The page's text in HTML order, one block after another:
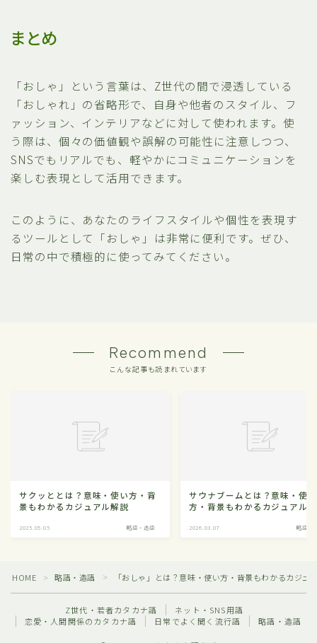
まとめ
「おしゃ」という言葉は、Z世代の間で浸透している
「おしゃれ」の省略形で、自身や他者のスタイル、フ
ァッション、インテリアなどに対して使われます。使
う際は、個々の価値観や誤解の可能性に注意しつつ、
SNSでもリアルでも、軽やかにコミュニケーションを
楽しむ表現として活用できます。
このように、あなたのライフスタイルや個性を表現す
るツールとして「おしゃ」は非常に便利です。ぜひ、
日常の中で積極的に使ってみてください。
Recommend
こんな記事も読まれています
サクッととは？意味・使い方・背
景もわかるカジュアル解説
2025.05.05 略語・造語
サウナブームとは？意味・使い
方・背景もわかるカジュアル
2026.03.07 略語・
HOME ＞ 略語・造語 ＞ 「おしゃ」とは？意味・使い方・背景もわかるカジュ
Z世代・若者カタカナ語
ネット・SNS用語
恋愛・人間関係のカタカナ語
日常でよく聞く流行語 略語・造語